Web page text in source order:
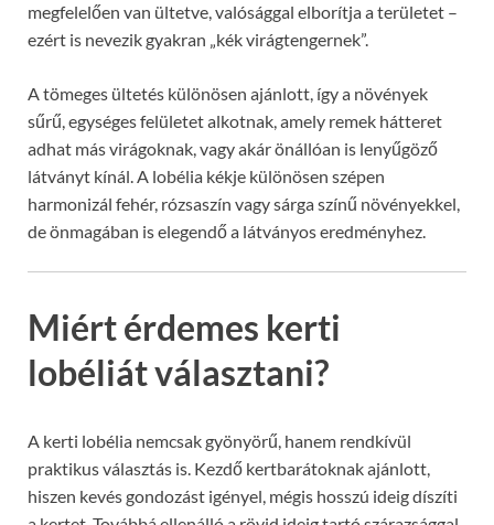
megfelelően van ültetve, valósággal elborítja a területet –
ezért is nevezik gyakran „kék virágtengernek”.
A tömeges ültetés különösen ajánlott, így a növények
sűrű, egységes felületet alkotnak, amely remek hátteret
adhat más virágoknak, vagy akár önállóan is lenyűgöző
látványt kínál. A lobélia kékje különösen szépen
harmonizál fehér, rózsaszín vagy sárga színű növényekkel,
de önmagában is elegendő a látványos eredményhez.
Miért érdemes kerti
lobéliát választani?
A kerti lobélia nemcsak gyönyörű, hanem rendkívül
praktikus választás is. Kezdő kertbarátoknak ajánlott,
hiszen kevés gondozást igényel, mégis hosszú ideig díszíti